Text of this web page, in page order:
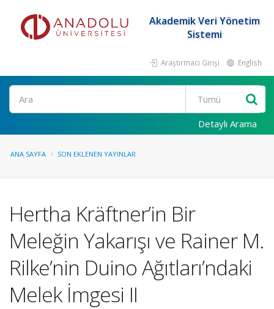
Akademik Veri Yönetim
Sistemi
Araştırmacı Girişi English
Ara
Detaylı Arama
ANA SAYFA SON EKLENEN YAYINLAR
Hertha Kräftner’in Bir
Meleğin Yakarışı ve Rainer M.
Rilke’nin Duino Ağıtları’ndaki
Melek İmgesi II